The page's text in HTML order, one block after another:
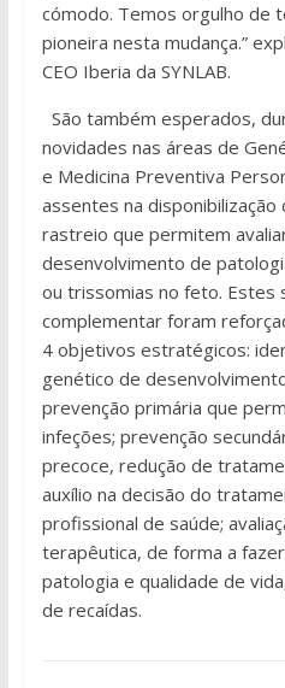
cómodo. Temos orgulho de
pioneira nesta mudança.”
CEO Iberia da SYNLAB.
São também esperados,
novidades nas áreas de
e Medicina Preventiva
assentes na
rastreio que permitem
desenvolvimento de
ou trissomias no feto. Estes
complementar foram
4 objetivos estratégicos:
genético de
prevenção primária que
infeções; prevenção
precoce, redução de
auxílio na decisão do
profissional de saúde;
terapêutica, de forma a
patologia e qualidade de
de recaídas.